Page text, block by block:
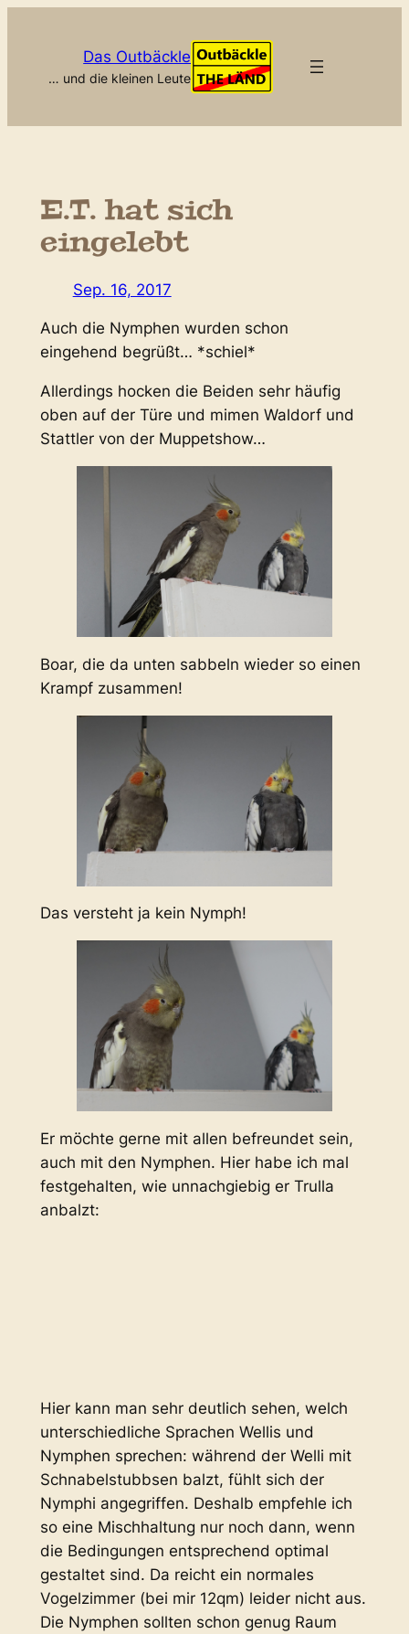
Das Outbäckle
… und die kleinen Leute
E.T. hat sich
eingelebt
Sep. 16, 2017
Auch die Nymphen wurden schon
eingehend begrüßt… *schiel*
Allerdings hocken die Beiden sehr häufig
oben auf der Türe und mimen Waldorf und
Stattler von der Muppetshow…
Boar, die da unten sabbeln wieder so einen
Krampf zusammen!
Das versteht ja kein Nymph!
Er möchte gerne mit allen befreundet sein,
auch mit den Nymphen. Hier habe ich mal
festgehalten, wie unnachgiebig er Trulla
anbalzt:
Hier kann man sehr deutlich sehen, welch
unterschiedliche Sprachen Wellis und
Nymphen sprechen: während der Welli mit
Schnabelstubbsen balzt, fühlt sich der
Nymphi angegriffen. Deshalb empfehle ich
so eine Mischhaltung nur noch dann, wenn
die Bedingungen entsprechend optimal
gestaltet sind. Da reicht ein normales
Vogelzimmer (bei mir 12qm) leider nicht aus.
Die Nymphen sollten schon genug Raum